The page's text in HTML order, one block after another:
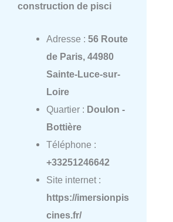
construction de pisci
Adresse : 56 Route
de Paris, 44980
Sainte-Luce-sur-
Loire
Quartier : Doulon -
Bottière
Téléphone :
+33251246642
Site internet :
https://imersionpis
cines.fr/